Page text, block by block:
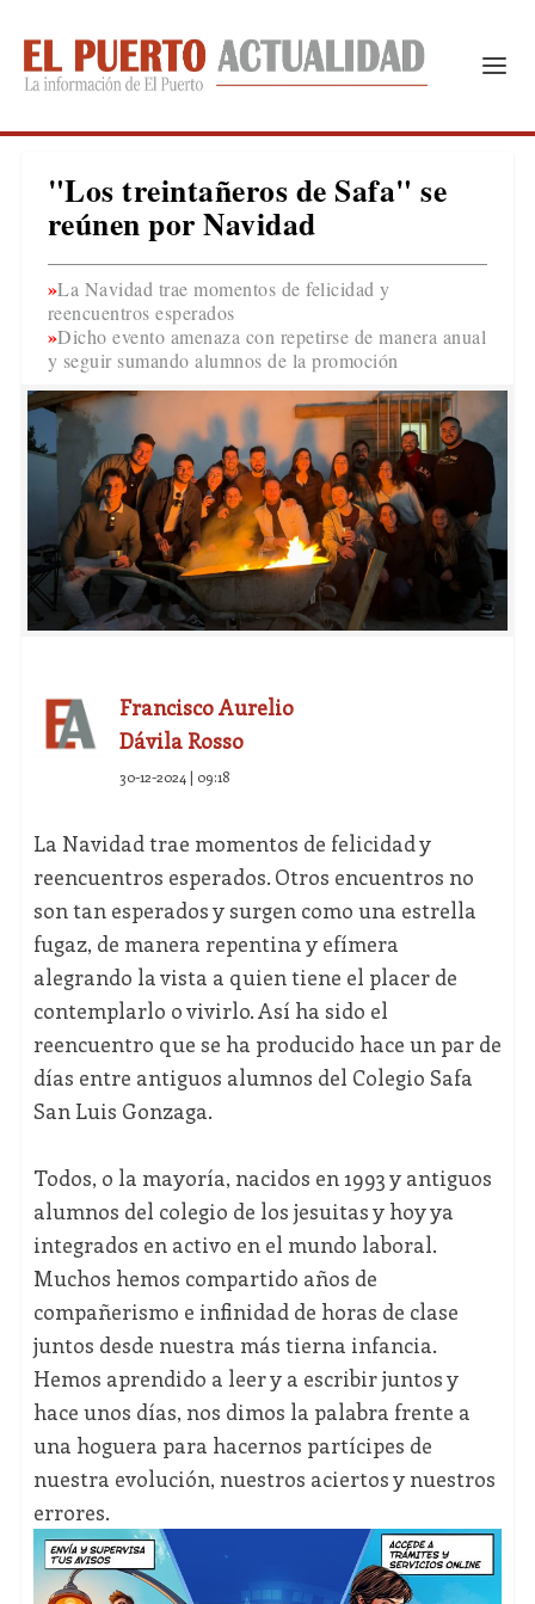
"Los treintañeros de Safa" se
reúnen por Navidad
La Navidad trae momentos de felicidad y
reencuentros esperados
Dicho evento amenaza con repetirse de manera anual
y seguir sumando alumnos de la promoción
Francisco Aurelio
Dávila Rosso
30-12-2024 | 09:18
La Navidad trae momentos de felicidad y
reencuentros esperados. Otros encuentros no
son tan esperados y surgen como una estrella
fugaz, de manera repentina y efímera
alegrando la vista a quien tiene el placer de
contemplarlo o vivirlo. Así ha sido el
reencuentro que se ha producido hace un par de
días entre antiguos alumnos del Colegio Safa
San Luis Gonzaga.
Todos, o la mayoría, nacidos en 1993 y antiguos
alumnos del colegio de los jesuitas y hoy ya
integrados en activo en el mundo laboral.
Muchos hemos compartido años de
compañerismo e infinidad de horas de clase
juntos desde nuestra más tierna infancia.
Hemos aprendido a leer y a escribir juntos y
hace unos días, nos dimos la palabra frente a
una hoguera para hacernos partícipes de
nuestra evolución, nuestros aciertos y nuestros
errores.